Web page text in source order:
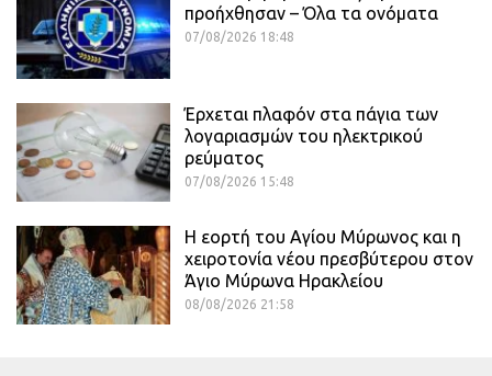
προήχθησαν – Όλα τα ονόματα
07/08/2026 18:48
Έρχεται πλαφόν στα πάγια των
λογαριασμών του ηλεκτρικού
ρεύματος
07/08/2026 15:48
Η εορτή του Αγίου Μύρωνος και η
χειροτονία νέου πρεσβύτερου στον
Άγιο Μύρωνα Ηρακλείου
08/08/2026 21:58